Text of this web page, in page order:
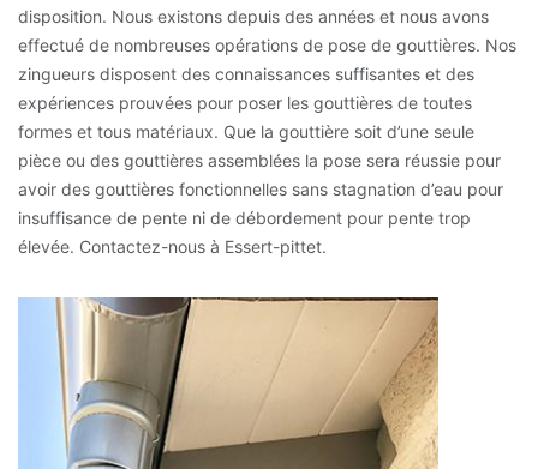
disposition. Nous existons depuis des années et nous avons
effectué de nombreuses opérations de pose de gouttières. Nos
zingueurs disposent des connaissances suffisantes et des
expériences prouvées pour poser les gouttières de toutes
formes et tous matériaux. Que la gouttière soit d’une seule
pièce ou des gouttières assemblées la pose sera réussie pour
avoir des gouttières fonctionnelles sans stagnation d’eau pour
insuffisance de pente ni de débordement pour pente trop
élevée. Contactez-nous à Essert-pittet.